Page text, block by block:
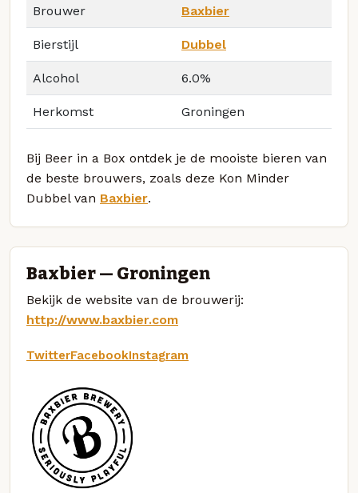
Brouwer Baxbier
Bierstijl Dubbel
Alcohol 6.0%
Herkomst Groningen
Bij Beer in a Box ontdek je de mooiste bieren van
de beste brouwers, zoals deze Kon Minder
Dubbel van Baxbier.
Baxbier — Groningen
Bekijk de website van de brouwerij:
http://www.baxbier.com
TwitterFacebookInstagram